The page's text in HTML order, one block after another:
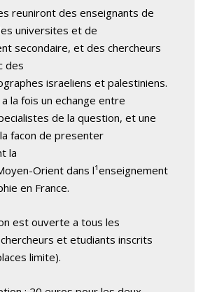
reuniront des enseignants de
universites et de
secondaire, et des chercheurs
des
israeliens et palestiniens.
la fois un echange entre
de la question, et une
facon de presenter
la
Orient dans l¹enseignement
en France.
est ouverte a tous les
et etudiants inscrits
limite).